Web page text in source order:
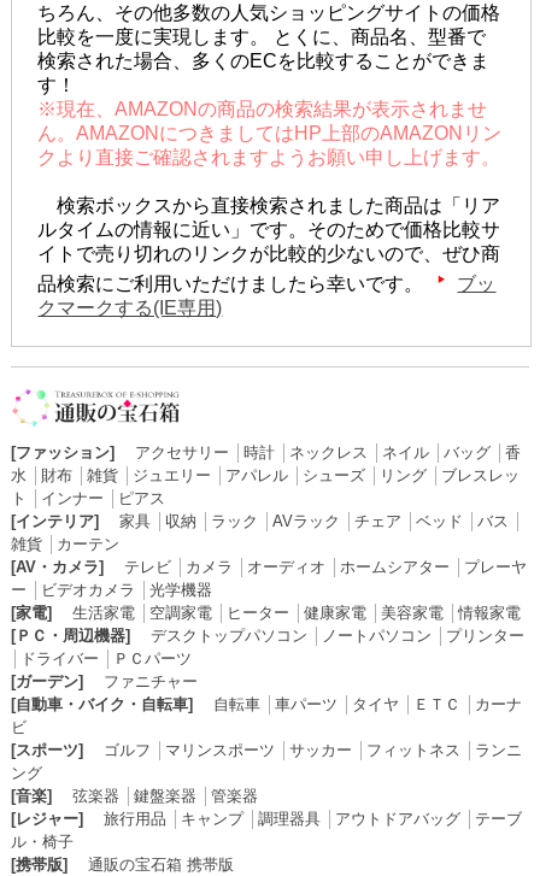
ちろん、その他多数の人気ショッピングサイトの価格
比較を一度に実現します。 とくに、商品名、型番で
検索された場合、多くのECを比較することができま
す！
※現在、AMAZONの商品の検索結果が表示されませ
ん。AMAZONにつきましてはHP上部のAMAZONリン
クより直接ご確認されますようお願い申し上げます。
検索ボックスから直接検索されました商品は「リア
ルタイムの情報に近い」です。そのためで価格比較サ
イトで売り切れのリンクが比較的少ないので、ぜひ商
品検索にご利用いただけましたら幸いです。
ブッ
クマークする(IE専用)
[ファッション] アクセサリー 時計│ ネックレス ネイル│ バッグ│ 香
水
財布│ 雑貨│ ジュエリー アパレル│ シューズ│ リング│ ブレスレッ
ト
インナー
ピアス
[インテリア]
家具│ 収納 ラック AVラック チェア ベッド バス
雑貨│ カーテン
[AV・カメラ]
テレビ│ カメラ オーディオ ホームシアター
プレーヤ
ー
ビデオカメラ
光学機器
[家電]
生活家電│ 空調家電│ ヒーター 健康家電│ 美容家電│情報家電
[ＰＣ・周辺機器]
デスクトップパソコン ノートパソコン
プリンター
ドライバー
ＰＣパーツ
[ガーデン]
ファニチャー
[自動車・バイク・自転車]
自転車│ 車パーツ タイヤ ＥＴＣ
カーナ
ビ
[スポーツ]
ゴルフ マリンスポーツ サッカー フィットネス
ランニ
ング
[音楽]
弦楽器 鍵盤楽器
管楽器
[レジャー]
旅行用品 キャンプ│ 調理器具│ アウトドアバッグ│ テーブ
ル・椅子
[携帯版]
通販の宝石箱 携帯版